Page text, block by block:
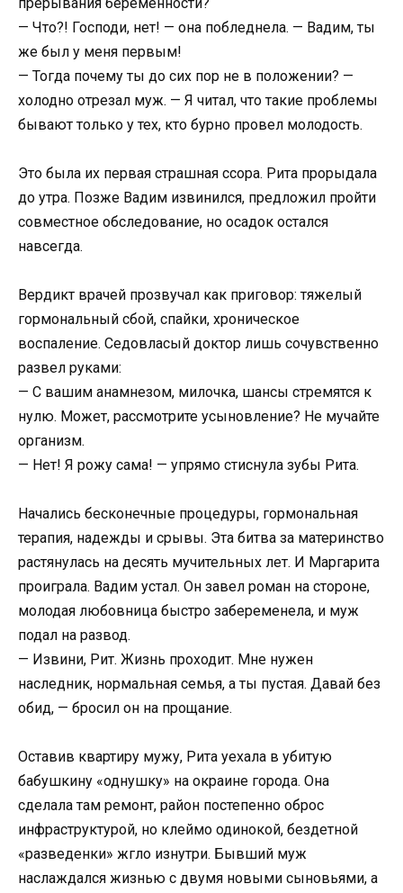
— Что?! Господи, нет! — она побледнела. — Вадим, ты
же был у меня первым!
— Тогда почему ты до сих пор не в положении? —
холодно отрезал муж. — Я читал, что такие проблемы
бывают только у тех, кто бурно провел молодость.
Это была их первая страшная ссора. Рита прорыдала
до утра. Позже Вадим извинился, предложил пройти
совместное обследование, но осадок остался
навсегда.
Вердикт врачей прозвучал как приговор: тяжелый
гормональный сбой, спайки, хроническое
воспаление. Седовласый доктор лишь сочувственно
развел руками:
— С вашим анамнезом, милочка, шансы стремятся к
нулю. Может, рассмотрите усыновление? Не мучайте
организм.
— Нет! Я рожу сама! — упрямо стиснула зубы Рита.
Начались бесконечные процедуры, гормональная
терапия, надежды и срывы. Эта битва за материнство
растянулась на десять мучительных лет. И Маргарита
проиграла. Вадим устал. Он завел роман на стороне,
молодая любовница быстро забеременела, и муж
подал на развод.
— Извини, Рит. Жизнь проходит. Мне нужен
наследник, нормальная семья, а ты пустая. Давай без
обид, — бросил он на прощание.
Оставив квартиру мужу, Рита уехала в убитую
бабушкину «однушку» на окраине города. Она
сделала там ремонт, район постепенно оброс
инфраструктурой, но клеймо одинокой, бездетной
«разведенки» жгло изнутри. Бывший муж
наслаждался жизнью с двумя новыми сыновьями, а